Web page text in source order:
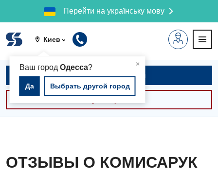
Перейти на українську мову
Киев
×
Ваш город Одесса?
Да Выбрать другой город
Записаться на приём
ОТЗЫВЫ О КОМИСАРУК